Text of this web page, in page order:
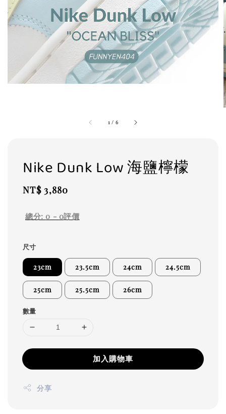
1 / 6
Nike Dunk Low 海鹽檸檬
Regular
NT$ 3,880
總分: 0 - 0評價
尺寸
23cm 23.5cm 24cm 24.5cm
25cm 25.5cm 26cm
數量
加入購物車
分享